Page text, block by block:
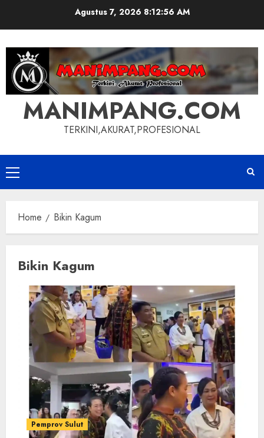
Agustus 7, 2026 8:12:57 AM
MANIMPANG.COM
TERKINI,AKURAT,PROFESIONAL
Primary
Menu
Home Bikin Kagum
Bikin Kagum
Pemprov Sulut